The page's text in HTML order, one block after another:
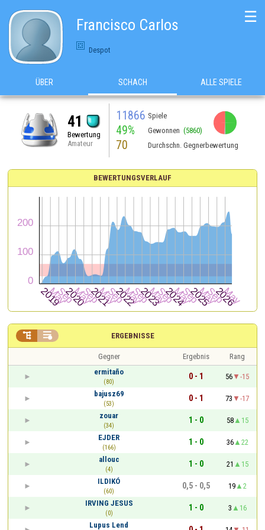
Francisco Carlos
Despot
☰
ÜBER SCHACH ALLE SPIELE
41
Bewertung
Amateur
11866 Spiele
49% Gewonnen (5860)
70 Durchschn. Gegnerbewertung
BEWERTUNGSVERLAUF
ERGEBNISSE
 
Gegner Ergebnis
Rang
ermitaño
(80)
0 - 1 56
-15
bajusz69
(53)
0 - 1 73
-17
zouar
(34)
1 - 0 58
15
EJDER
(166)
1 - 0 36
22
allouc
(4)
1 - 0 21
15
ILDIKÓ
(60)
0,5 - 0,5 19
2
IRVING JESUS
(0)
1 - 0 3
16
Lupus Lend